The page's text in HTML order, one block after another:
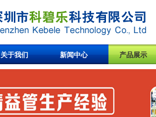
关于我们 新闻中心 产品展示